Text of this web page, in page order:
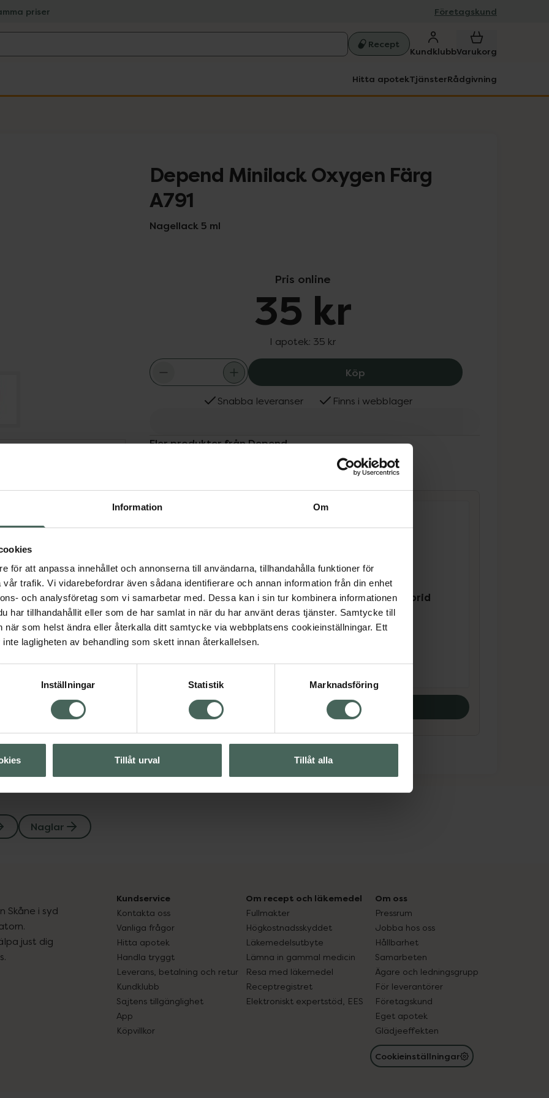
Information Om
för att anpassa innehållet och annonserna till användarna, tillhandahålla funktioner för
trafik. Vi vidarebefordrar även sådana identifierare och annan information från din enhet
och analysföretag som vi samarbetar med. Dessa kan i sin tur kombinera informationen
har tillhandahållit eller som de har samlat in när du har använt deras tjänster. Samtycke till
när som helst ändra eller återkalla ditt samtycke via webbplatsens cookieinställningar. Ett
lagligheten av behandling som skett innan återkallelsen.
Inställningar Statistik Marknadsföring
Tillåt urval Tillåt alla
priser Företagskund
Recept
KundklubbVarukorg
Hitta apotekTjänsterRådgivning
Depend Minilack Oxygen Färg
A791
Nagellack 5 ml
Pris online
35 kr
I apotek: 35 kr
Köp Depend Minilack Oxygen Färg A791,
Snabba leveranser Finns i webblager
Fler produkter från Depend
5 av 5 i omdöme
Depend Minilack
Oxygen Färg A791
Nagellack 5 ml
35 kr
5 av 5 i omdöme
Depend 7Day Hybrid
Polish 7352
Nagellack 5 ml
49 kr
84 kr Köp båda
till nageln än ett vanligt
naturliga nagelns
Visa
Visa
Visa
Naglar
Skåne i syd
just dig
Kundservice
Kontakta oss
Vanliga frågor
Hitta apotek
Handla tryggt
Leverans, betalning och retur
Kundklubb
Sajtens tillgänglighet
App
Köpvillkor
Om recept och läkemedel
Fullmakter
Högkostnadsskyddet
Läkemedelsutbyte
Lämna in gammal medicin
Resa med läkemedel
Receptregistret
Elektroniskt expertstöd, EES
Om oss
Pressrum
Jobba hos oss
Hållbarhet
Samarbeten
Ägare och ledningsgrupp
För leverantörer
Företagskund
Eget apotek
Glädjeeffekten
Cookieinställningar